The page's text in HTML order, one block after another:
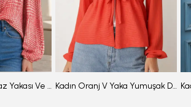
Kadın Kırmızı-Beyaz Yakası Ve Önü Fırfırlı Kolları Lastikli Uzun Kollu Bluz ARM-25Y001015 Kadın Oranj V Yaka Yumuşak Dokulu Önü Bağlamalı Kolları Lastikli Triko Hırka ARM-26K001010